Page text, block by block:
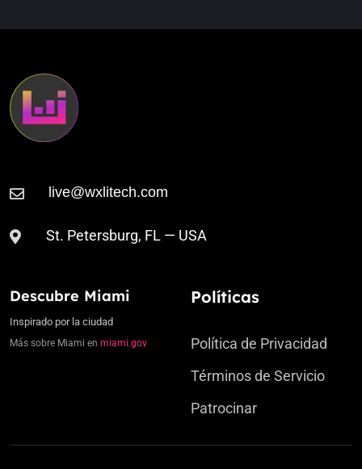
St. Petersburg, FL — USA
Descubre Miami
Inspirado por la ciudad
Más sobre Miami en miami.gov
Políticas
Política de Privacidad
Términos de Servicio
Patrocinar